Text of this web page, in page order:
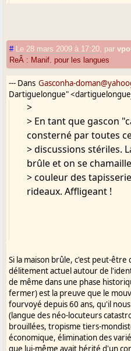
> From : "lafitte.yan" <
> To : "Gasconha-
> Sent : Friday, March
> Subject :
les langues
>
>
> >
> > Bonjour à tous,
> >
> > Mais c'est rouler
cherchent qu'à capter
> > publics pour leurs
la « langue occitane »
> > servent, en faisant
c'est celle du pays,
> > invention
# Le 28 mars 2009 à 17:20 par
ReÂ : Manif. pour les langues
--- Dans Gasconha-
Dartiguelongue"
>
> En tant que gascon
consterné par toutes
> discussions stériles.
brûle et on se
> couleur des
rideaux. Affligeant !
Si la maison brûle, c'est peut-être
délitement actuel autour de
de même dans une phase
fermer) est la preuve que le
fourvoyé depuis 60 ans, qu'il
(langue des néo-locuteurs
brouillées, tropisme tiers-
économique, élimination des
que lui-même avait hérité d'un